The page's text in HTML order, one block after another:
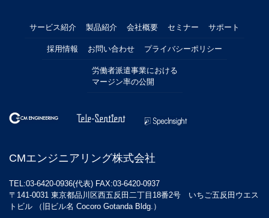
サービス紹介 製品紹介 会社概要 セミナー サポート
採用情報 お問い合わせ プライバシーポリシー
労働者派遣事業における
マージン率の公開
CMエンジニアリング株式会社
TEL:03-6420-0936(代表) FAX:03-6420-0937
〒141-0031 東京都品川区西五反田二丁目18番2号 いちご五反田ウエス
トビル （旧ビル名 Cocoro Gotanda Bldg.）